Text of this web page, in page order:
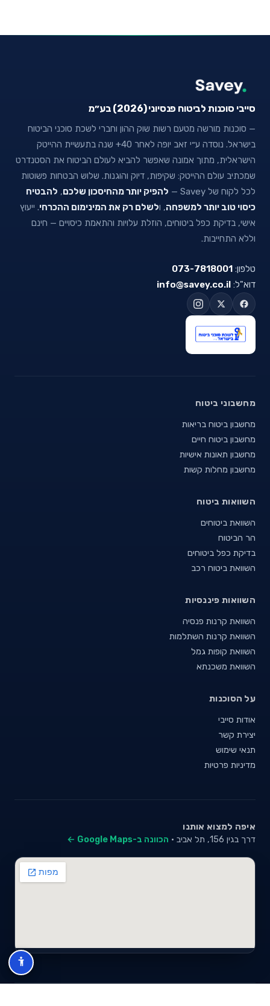
סייבי סוכנות לביטוח פנסיוני (2026) בע״מ
— סוכנות מורשה מטעם רשות שוק ההון וחברי לשכת סוכני הביטוח
בישראל. נוסדה ע״י זאב יופה לאחר 40+ שנה בתעשיית ההייטק
הישראלית, מתוך אמונה שאפשר להביא לעולם הביטוח את הסטנדרט
שמכתיב עולם ההייטק: שקיפות, דיוק והוגנות. שלוש הבטחות פשוטות
לכל לקוח של Savey —
להפיק יותר מהחיסכון שלכם, להבטיח
כיסוי טוב יותר למשפחה, ולשלם רק את המינימום ההכרחי. ייעוץ
אישי, בדיקת כפל ביטוחים, הוזלת עלויות והתאמת כיסויים — חינם
וללא התחייבות.
טלפון: 073-7818001
דוא"ל: info@savey.co.il
מחשבוני ביטוח
מחשבון ביטוח בריאות
מחשבון ביטוח חיים
מחשבון תאונות אישיות
מחשבון מחלות קשות
השוואות ביטוח
השוואת ביטוחים
הר הביטוח
בדיקת כפל ביטוחים
השוואת ביטוח רכב
השוואות פיננסיות
השוואת קרנות פנסיה
השוואת קרנות השתלמות
השוואת קופות גמל
השוואת משכנתא
על הסוכנות
אודות סייבי
יצירת קשר
תנאי שימוש
מדיניות פרטיות
איפה למצוא אותנו
דרך בגין 156, תל אביב · הכוונה ב-Google Maps ←